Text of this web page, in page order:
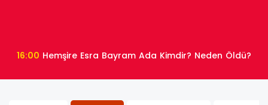
16:00 Hemşire Esra Bayram Ada Kimdir? Neden Öldü?